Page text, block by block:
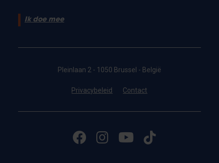
Ik doe mee
Pleinlaan 2 - 1050 Brussel - België
Privacybeleid Contact